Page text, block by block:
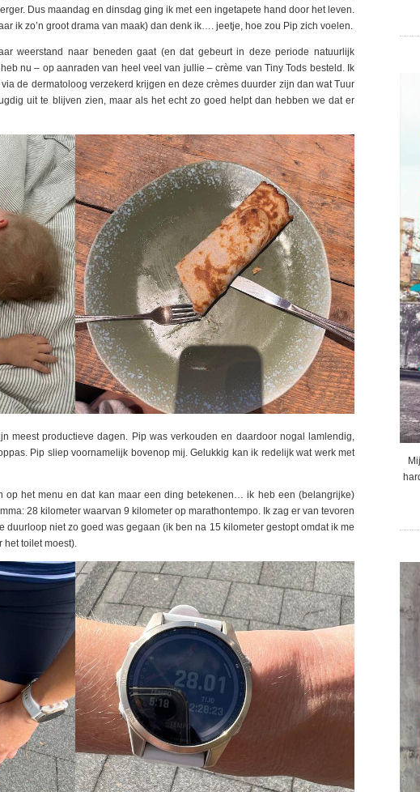
Dus maandag en dinsdag ging ik met een ingetapete hand door het leven.
ik zo’n groot drama van maak) dan denk ik…. jeetje, hoe zou Pip zich voelen.
weerstand naar beneden gaat (en dat gebeurt in deze periode natuurlijk
nu – op aanraden van heel veel van jullie – crème van Tiny Tods besteld. Ik
de dermatoloog verzekerd krijgen en deze crèmes duurder zijn dan wat Tuur
uit te blijven zien, maar als het echt zo goed helpt dan hebben we dat er
meest productieve dagen. Pip was verkouden en daardoor nogal lamlendig,
Pip sliep voornamelijk bovenop mij. Gelukkig kan ik redelijk wat werk met
op het menu en dat kan maar een ding betekenen… ik heb een (belangrijke)
28 kilometer waarvan 9 kilometer op marathontempo. Ik zag er van tevoren
niet zo goed was gegaan (ik ben na 15 kilometer gestopt omdat ik me
het toilet moest).